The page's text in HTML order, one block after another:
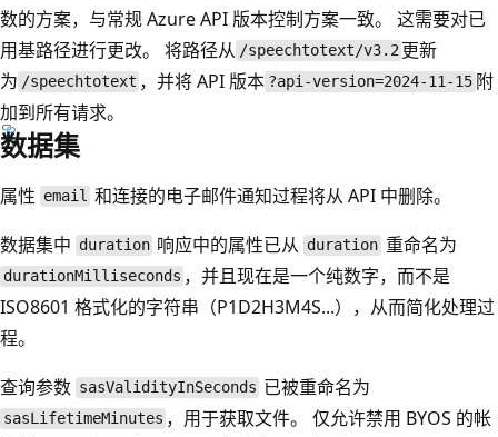
数的方案，与常规 Azure API 版本控制方案一致。 这需要对已
用基路径进行更改。 将路径从 /speechtotext/v3.2 更新
为 /speechtotext ，并将 API 版本 ?api-version=2024-11-15 附
加到所有请求。
数据集
属性 email 和连接的电子邮件通知过程将从 API 中删除。
数据集中 duration 响应中的属性已从 duration 重命名为
durationMilliseconds ，并且现在是一个纯数字，而不是
ISO8601 格式化的字符串（P1D2H3M4S...），从而简化处理过
程。
查询参数 sasValidityInSeconds 已被重命名为
sasLifetimeMinutes ，用于获取文件。 仅允许禁用 BYOS 的帐